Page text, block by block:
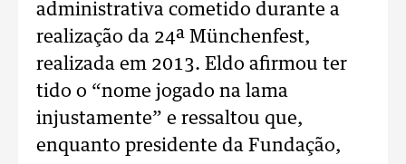
administrativa cometido durante a
realização da 24ª Münchenfest,
realizada em 2013. Eldo afirmou ter
tido o “nome jogado na lama
injustamente” e ressaltou que,
enquanto presidente da Fundação,